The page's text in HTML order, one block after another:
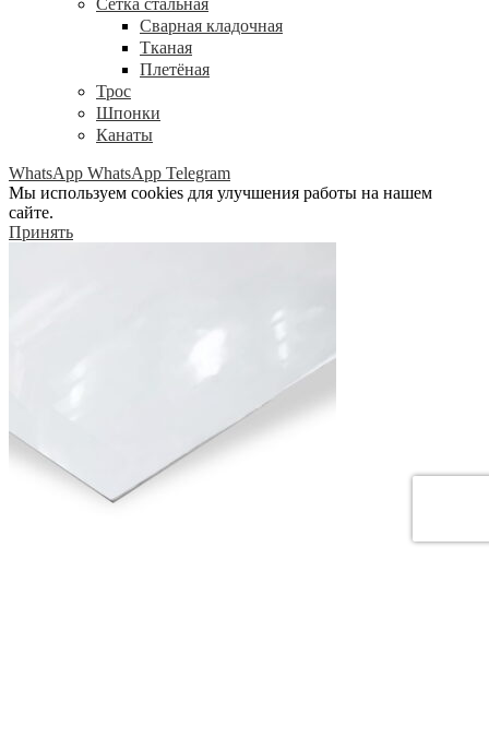
Сварная кладочная
Тканая
Плетёная
Трос
Шпонки
Канаты
WhatsApp WhatsApp Telegram
Мы используем cookies для улучшения работы на нашем
сайте.
Принять